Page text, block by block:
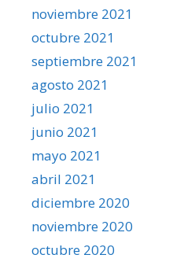
noviembre 2021
octubre 2021
septiembre 2021
agosto 2021
julio 2021
junio 2021
mayo 2021
abril 2021
diciembre 2020
noviembre 2020
octubre 2020